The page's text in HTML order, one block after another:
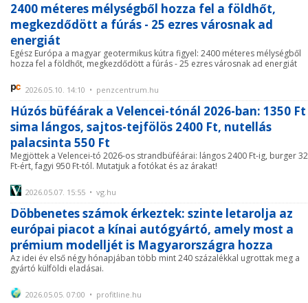
2400 méteres mélységből hozza fel a földhőt,
megkezdődött a fúrás - 25 ezres városnak ad
energiát
Egész Európa a magyar geotermikus kútra figyel: 2400 méteres mélységből
hozza fel a földhőt, megkezdődött a fúrás - 25 ezres városnak ad energiát
2026.05.10. 14:10 • penzcentrum.hu
Húzós büféárak a Velencei-tónál 2026-ban: 1350
sima lángos, sajtos-tejfölös 2400 Ft, nutellás
palacsinta 550 Ft
Megjöttek a Velencei-tó 2026-os strandbüféárai: lángos 2400 Ft-ig, burger
Ft-ért, fagyi 950 Ft-tól. Mutatjuk a fotókat és az árakat!
2026.05.07. 15:55 • vg.hu
Döbbenetes számok érkeztek: szinte letarolja az
európai piacot a kínai autógyártó, amely most a
prémium modelljét is Magyarországra hozza
Az idei év első négy hónapjában több mint 240 százalékkal ugrottak meg a
gyártó külföldi eladásai.
2026.05.05. 07:00 • profitline.hu